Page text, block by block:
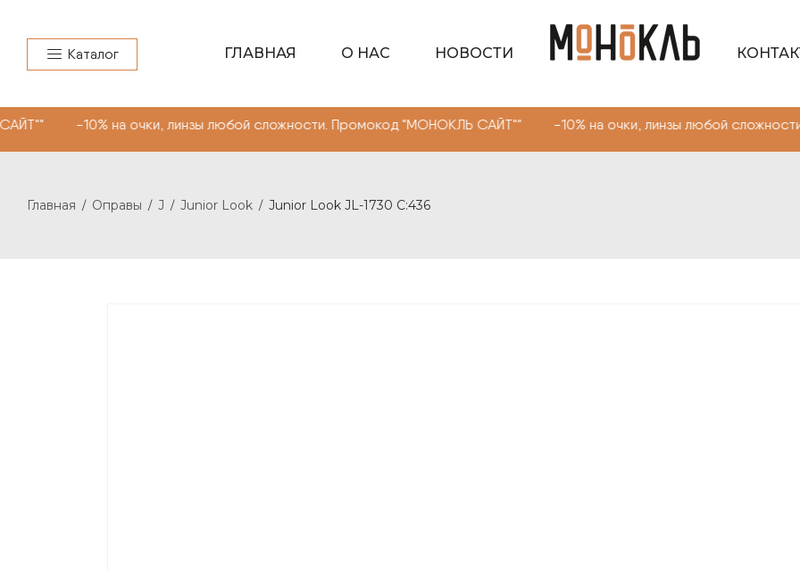
Каталог ГЛАВНАЯ О НАС НОВОСТИ
очки, линзы любой сложности. Промокод "МОНОКЛЬ САЙТ"" -10% на очки, линзы любой сложности.
Главная / Оправы / J / Junior Look / Junior Look JL-1730 C:436